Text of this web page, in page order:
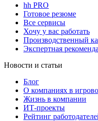
hh PRO
Готовое резюме
Все сервисы
Хочу у вас работать
Производственный
Экспертная
Новости и статьи
Блог
О компаниях в
Жизнь в компании
ИТ-проекты
Рейтинг